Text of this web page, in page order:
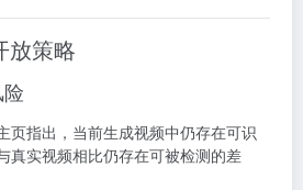
放策略
页指出，当前生成视频中仍存在可识
真实视频相比仍存在可被检测的差